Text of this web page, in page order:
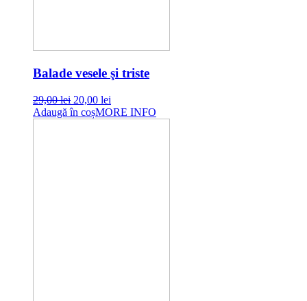
Balade vesele şi triste
29,00lei Original
price
20,00 lei
price
Adaugă în coșMORE INFO